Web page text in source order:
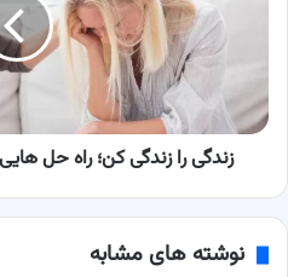
برای
پیشگیری
زندگی را زندگی کن؛ راه حل
نوشته های مشابه